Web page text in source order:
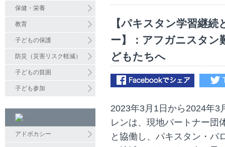
保健・栄養
教育
子どもの保護
防災（災害リスク軽減）
子どもの貧困
子ども参加
アドボカシー
【パキスタン学習継
ー】：アフガニスタン
どもたちへ
2023年3月1日から2024年3
レンは、現地パートナー団
と協働し、パキスタン・バ